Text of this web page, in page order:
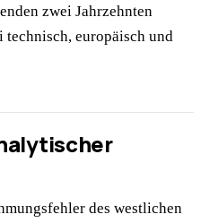
zwei Jahrzehnten
europäisch und
des westlichen